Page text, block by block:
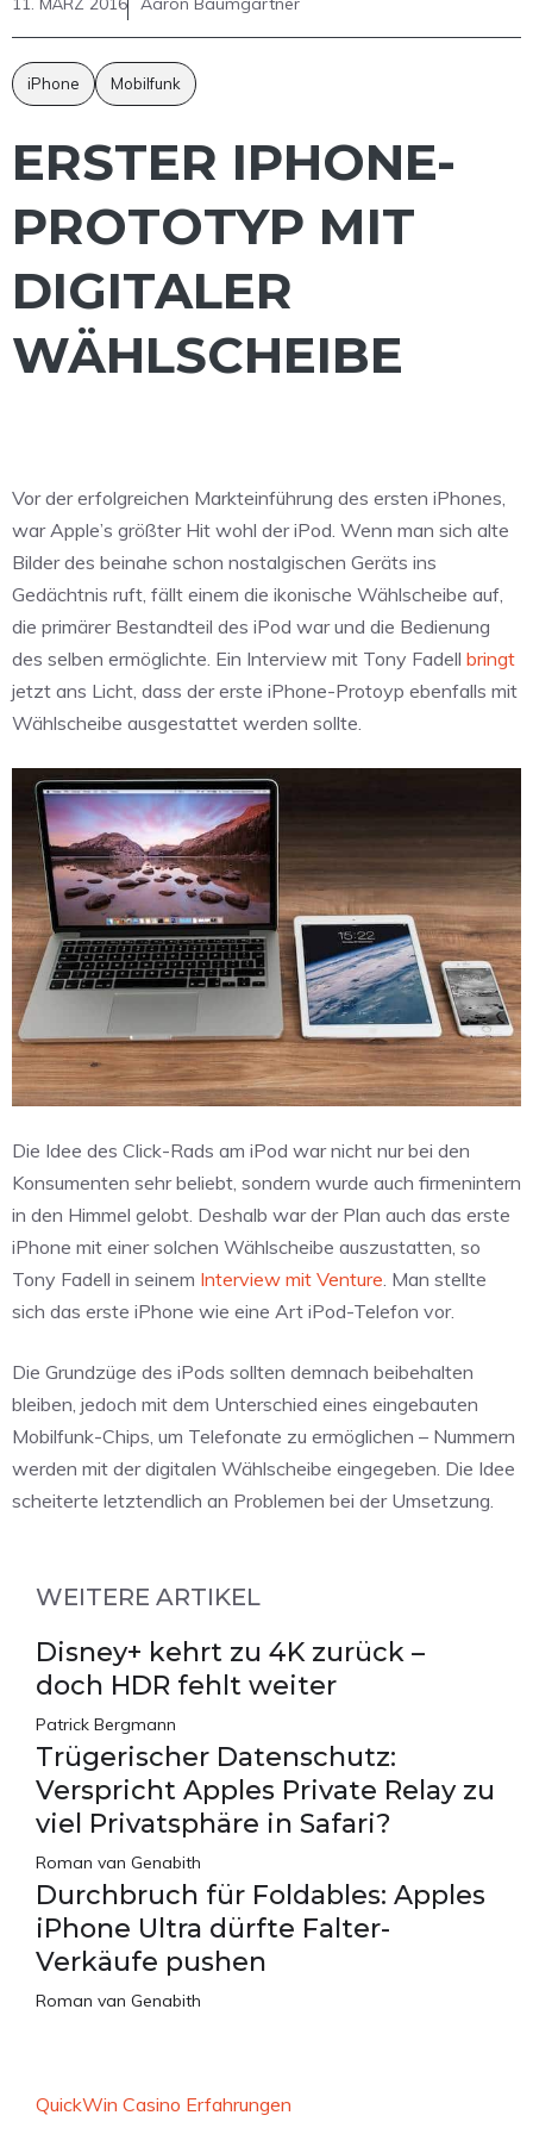
iPhone Mobilfunk
ERSTER IPHONE-
PROTOTYP MIT
DIGITALER
WÄHLSCHEIBE
Vor der erfolgreichen Markteinführung des ersten iPhones,
war Apple’s größter Hit wohl der iPod. Wenn man sich alte
Bilder des beinahe schon nostalgischen Geräts ins
Gedächtnis ruft, fällt einem die ikonische Wählscheibe auf,
die primärer Bestandteil des iPod war und die Bedienung
des selben ermöglichte. Ein Interview mit Tony Fadell bringt
jetzt ans Licht, dass der erste iPhone-Protoyp ebenfalls mit
Wählscheibe ausgestattet werden sollte.
Die Idee des Click-Rads am iPod war nicht nur bei den
Konsumenten sehr beliebt, sondern wurde auch firmenintern
in den Himmel gelobt. Deshalb war der Plan auch das erste
iPhone mit einer solchen Wählscheibe auszustatten, so
Tony Fadell in seinem Interview mit Venture. Man stellte
sich das erste iPhone wie eine Art iPod-Telefon vor.
Die Grundzüge des iPods sollten demnach beibehalten
bleiben, jedoch mit dem Unterschied eines eingebauten
Mobilfunk-Chips, um Telefonate zu ermöglichen – Nummern
werden mit der digitalen Wählscheibe eingegeben. Die Idee
scheiterte letztendlich an Problemen bei der Umsetzung.
WEITERE ARTIKEL
Disney+ kehrt zu 4K zurück –
doch HDR fehlt weiter
Patrick Bergmann
Trügerischer Datenschutz:
Verspricht Apples Private Relay zu
viel Privatsphäre in Safari?
Roman van Genabith
Durchbruch für Foldables: Apples
iPhone Ultra dürfte Falter-
Verkäufe pushen
Roman van Genabith
QuickWin Casino Erfahrungen